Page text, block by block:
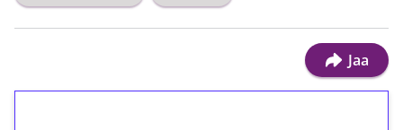
Jaa